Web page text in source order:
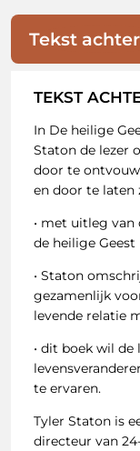
Tekst
TEKST
In De heilige
Staton de lezer
door te
en door te laten
• met uitleg van
de heilige Geest
• Staton
gezamenlijk
levende relatie
• dit boek wil
te ervaren.
Tyler Staton is
directeur van